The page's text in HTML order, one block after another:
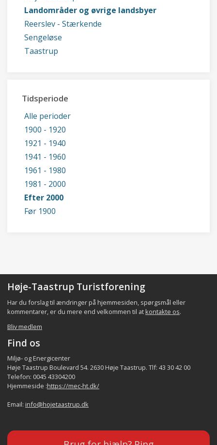
Landområder og øvrige landsbyer
Reerslev - Stærkende
Sengeløse
Taastrup
Tidsperiode
Alle perioder
1900 - 1920
1921 - 1940
1941 - 1960
1961 - 1980
1981 - 2000
Efter 2000
Før 1900
Høje-Taastrup Turistforening
Har du forslag til ændringer på hjemmesiden, spørgsmål eller
kommentarer, er du mere end velkommen til at kontakte os.
Bliv medlem
Find os
Miljø- og Energicenter
Høje Taastrup Boulevard 54. 2630 Høje Taastrup. Tlf: 43 30 42 00
Telefon: 0045 43304200
Hjemmeside :https://mec-ht.dk/
Email: info@hojetaastrup.dk